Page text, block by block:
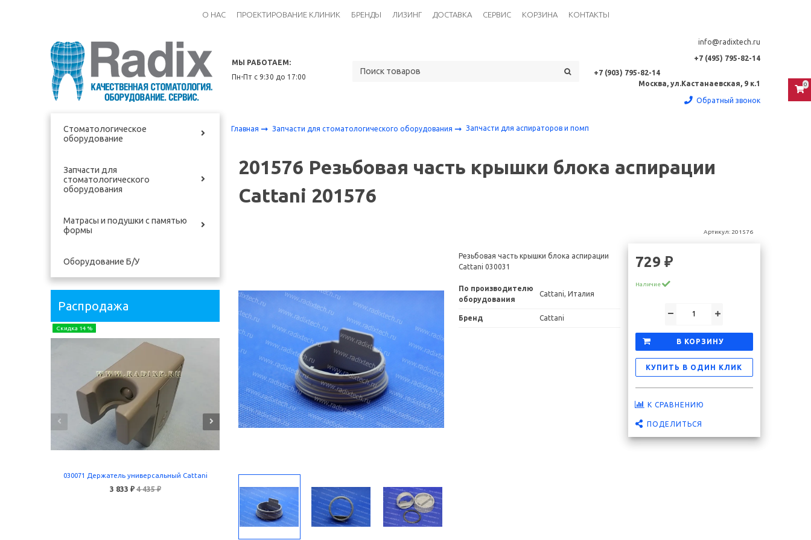
О НАС ПРОЕКТИРОВАНИЕ КЛИНИК БРЕНДЫ ЛИЗИНГ ДОСТАВКА СЕРВИС КОРЗИНА КОНТАКТЫ
МЫ РАБОТАЕМ:
Пн-Пт с 9:30 до 17:00
info@radixtech.ru
+7 (495) 795-82-14
+7 (903) 795-82-14
Москва, ул.Кастанаевская, 9 к.1
Обратный звонок
Стоматологическое
оборудование
Запчасти для
стоматологического
оборудования
Матрасы и подушки с памятью
формы
Оборудование Б/У
Распродажа
Скидка 14 %
030071 Держатель универсальный Cattani
3 833 ₽ 4 435 ₽
Скидка 24 %
5055 6/4 Соединительная розетка (М)
1 109 ₽ 1 456 ₽
В корзину
Скидка 24 %
Главная Запчасти для стоматологического оборудования Запчасти для аспираторов и помп
201576 Резьбовая часть крышки блока аспирации
Cattani 201576
Артикул: 201576
Резьбовая часть крышки блока аспирации
Cattani030031
По производителю
оборудования
Cattani, Италия
Бренд Cattani
729 ₽
Наличие
В КОРЗИНУ
КУПИТЬ В ОДИН КЛИК
К СРАВНЕНИЮ
ПОДЕЛИТЬСЯ
0